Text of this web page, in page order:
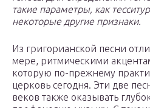
такие параметры, как
некоторые другие признаки.
Из григорианской песни
мере, ритмическими
которую по-прежнему
церковь сегодня. Эти две
веков также оказывать